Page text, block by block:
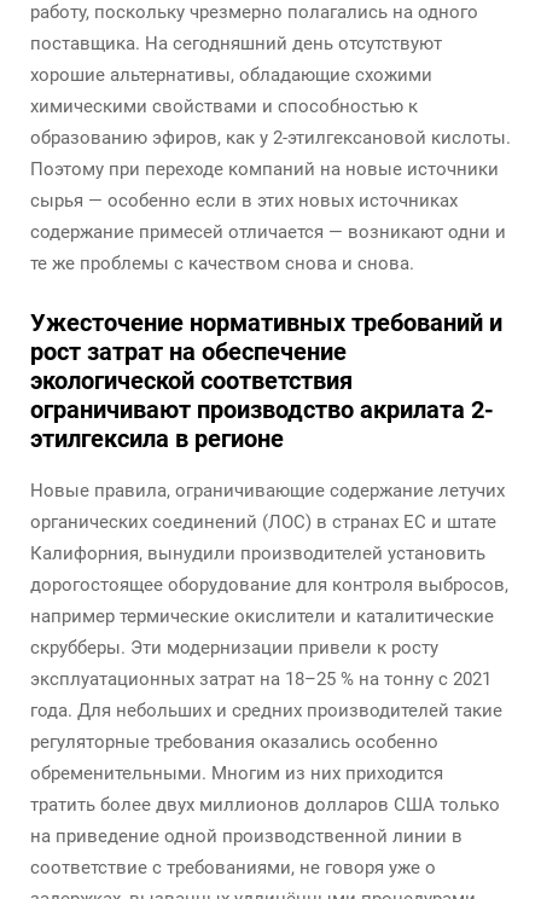
работу, поскольку чрезмерно полагались на одного
поставщика. На сегодняшний день отсутствуют
хорошие альтернативы, обладающие схожими
химическими свойствами и способностью к
образованию эфиров, как у 2-этилгексановой кислоты.
Поэтому при переходе компаний на новые источники
сырья — особенно если в этих новых источниках
содержание примесей отличается — возникают одни и
те же проблемы с качеством снова и снова.
Ужесточение нормативных требований и
рост затрат на обеспечение
экологической соответствия
ограничивают производство акрилата 2-
этилгексила в регионе
Новые правила, ограничивающие содержание летучих
органических соединений (ЛОС) в странах ЕС и штате
Калифорния, вынудили производителей установить
дорогостоящее оборудование для контроля выбросов,
например термические окислители и каталитические
скрубберы. Эти модернизации привели к росту
эксплуатационных затрат на 18–25 % на тонну с 2021
года. Для небольших и средних производителей такие
регуляторные требования оказались особенно
обременительными. Многим из них приходится
тратить более двух миллионов долларов США только
на приведение одной производственной линии в
соответствие с требованиями, не говоря уже о